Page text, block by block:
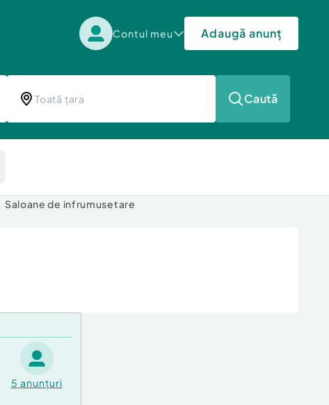
Contul meu Adaugă anunț
Caută
Saloane de infrumusetare
5 anunțuri